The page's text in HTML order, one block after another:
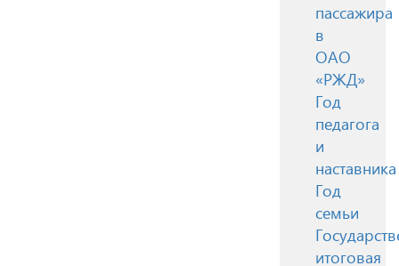
пассажира
в
ОАО
«РЖД»
Год
педагога
и
наставника
Год
семьи
итоговая